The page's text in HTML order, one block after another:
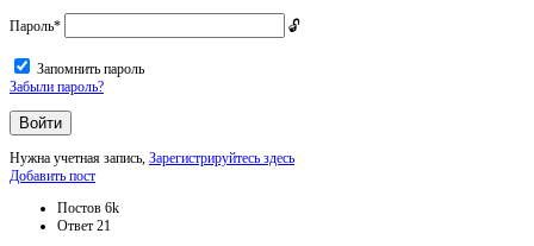
Пароль*
Запомнить пароль
Забыли пароль?
Нужна учетная запись, Зарегистрируйтесь здесь
Боковая
Добавить пост
Статистика
Постов 6k
Ответ 21